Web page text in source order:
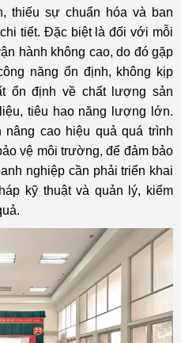
thiếu sự chuẩn hóa và ban
tiết. Đặc biệt là đối với mỗi
hành không cao, do đó gặp
năng ổn định, không kịp
ổn định về chất lượng sản
tiêu hao năng lượng lớn.
cao hiệu quả quá trình
vệ môi trường, để đảm bảo
nghiệp cần phải triển khai
kỹ thuật và quản lý, kiểm